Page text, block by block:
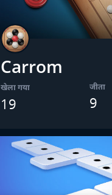
Carrom
खेला गया
19
जीता
9